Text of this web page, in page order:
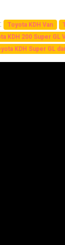
Toyota KDH Van
KDH 200 Super GL
KDH Super GL